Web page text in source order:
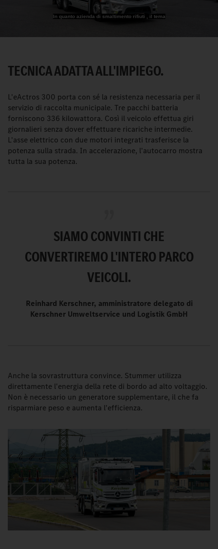
In quanto azienda di smaltimento rifiuti , il tema
Video
TECNICA ADATTA ALL'IMPIEGO.
L'eActros 300 porta con sé la resistenza necessaria per il
servizio di raccolta municipale. Tre pacchi batteria
forniscono 336 kilowattora. Così il veicolo effettua giri
giornalieri senza dover effettuare ricariche intermedie.
L'asse elettrico con due motori integrati trasferisce la
potenza sulla strada. In accelerazione, l'autocarro mostra
tutta la sua potenza.
SIAMO CONVINTI CHE
CONVERTIREMO L'INTERO PARCO
VEICOLI.
Reinhard Kerschner, amministratore delegato di
Kerschner Umweltservice und Logistik GmbH
Anche la sovrastruttura convince. Stummer utilizza
direttamente l'energia della rete di bordo ad alto voltaggio.
Non è necessario un generatore supplementare, il che fa
risparmiare peso e aumenta l'efficienza.